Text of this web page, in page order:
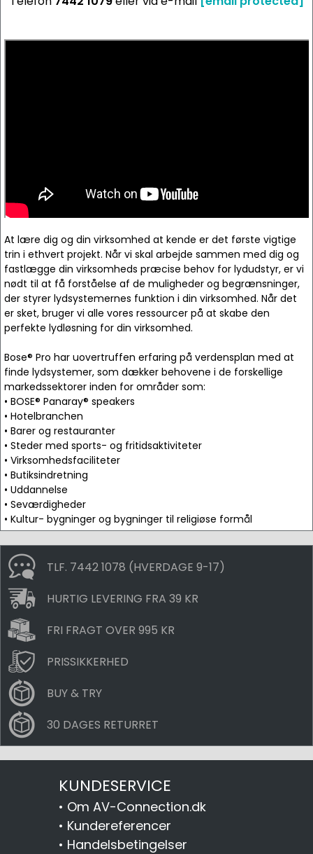
At lære dig og din virksomhed at kende er det første vigtige
trin i ethvert projekt. Når vi skal arbejde sammen med dig og
fastlægge din virksomheds præcise behov for lydudstyr, er vi
nødt til at få forståelse af de muligheder og begrænsninger,
der styrer lydsystemernes funktion i din virksomhed. Når det
er sket, bruger vi alle vores ressourcer på at skabe den
perfekte lydløsning for din virksomhed.
Bose® Pro har uovertruffen erfaring på verdensplan med at
finde lydsystemer, som dækker behovene i de forskellige
markedssektorer inden for områder som:
• BOSE® Panaray® speakers
• Hotelbranchen
• Barer og restauranter
• Steder med sports- og fritidsaktiviteter
• Virksomhedsfaciliteter
• Butiksindretning
• Uddannelse
• Seværdigheder
• Kultur- bygninger og bygninger til religiøse formål
TLF. 7442 1078 (HVERDAGE 9-17)
HURTIG LEVERING FRA 39 KR
FRI FRAGT OVER 995 KR
PRISSIKKERHED
BUY & TRY
30 DAGES RETURRET
KUNDESERVICE
• Om AV-Connection.dk
• Kundereferencer
• Handelsbetingelser